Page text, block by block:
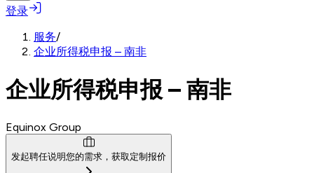
登录
服务/
企业所得税申报 – 南非
企业所得税申报 – 南非
Equinox Group
发起聘任说明您的需求，获取定制报价